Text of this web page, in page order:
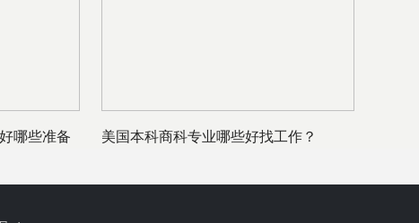
哪些准备 美国本科商科专业哪些好找工作？